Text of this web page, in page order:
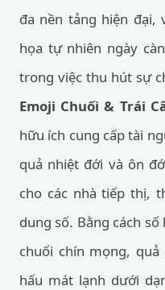
đa nền tảng hiện đại,
họa tự nhiên ngày
trong việc thu hút sự
Emoji Chuối & Trái
hữu ích cung cấp tài
quả nhiệt đới và ôn
cho các nhà tiếp thị,
dung số. Bằng cách
chuối chín mọng,
hấu mát lạnh dưới